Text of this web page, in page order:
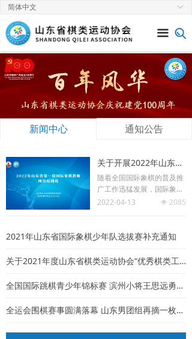
ꀅ
简体中文
끀
首页
关于协会
新闻中心
通知公告
赛事速递
棋类专栏
新闻中心 通知公告
关于开展2022年山东省第一期国际象棋教师网络培训班的通知
随着全国国际象棋的普及推
广工作迅猛发展，国际象棋
师资需求量增大，高素质、
际象棋教师培训对于促进国
极为重要的意义。
넶 2085
2022-04-13
2021年山东省国际象棋少年队选拔赛补充通知
关于2021年度山东省棋类运动协会“优秀棋类工作者”评选结果的通知
全国国际跳棋青少年锦标赛 滨州小将王思远勇夺64格U11男子组冠军
全运会围棋赛事圆满落幕 山东男团组再摘一枚银牌